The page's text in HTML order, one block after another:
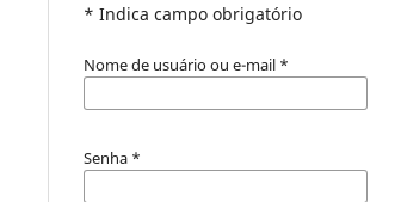
* Indica campo obrigatório
Nome de usuário ou e-mail *
Senha *